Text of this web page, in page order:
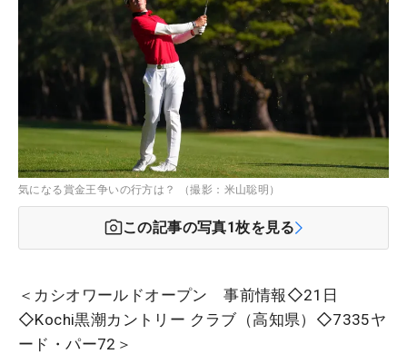
気になる賞金王争いの行方は？ （撮影：米山聡明）
この記事の写真1枚を見る
＜カシオワールドオープン 事前情報◇21日
◇Kochi黒潮カントリー クラブ（高知県）◇7335ヤ
ード・パー72＞